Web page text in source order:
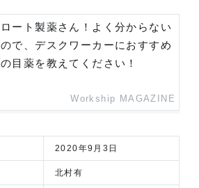
ロート製薬さん！よく分からない
ので、デスクワーカーにおすすめ
の目薬を教えてください！
Workship MAGAZINE
2020年9月3日
北村有